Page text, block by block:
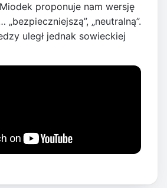
proponuje nam wersję
„bezpieczniejszą”, „neutralną”.
uległ jednak sowieckiej